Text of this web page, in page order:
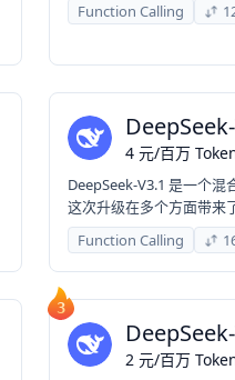
Function Calling
4 元/百万
DeepSeek-V3.1 是一个混
这次升级在多个方面带来
Function Calling
3
2 元/百万